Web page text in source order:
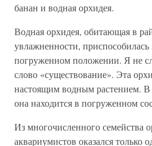
банан и водная орхидея.
Водная орхидея, обитающая в
увлажненности,
погруженном положении. Я не
слово «существование». Эта
настоящим водным растением.
она находится в погруженном
Из многочисленного семейства
аквариумистов оказался только